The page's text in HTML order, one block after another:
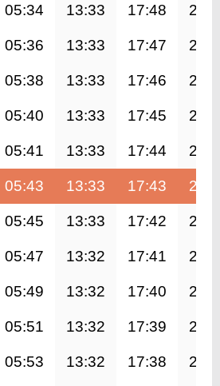
05:34 13:33 17:48
05:36 13:33 17:47
05:38 13:33 17:46
05:40 13:33 17:45
05:41 13:33 17:44
05:43 13:33 17:43
05:45 13:33 17:42
05:47 13:32 17:41
05:49 13:32 17:40
05:51 13:32 17:39
05:53 13:32 17:38